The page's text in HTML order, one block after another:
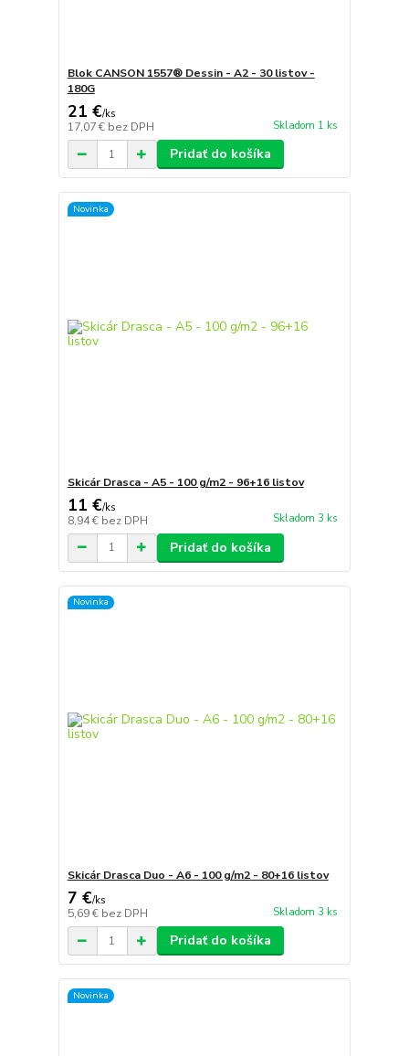
Blok CANSON 1557® Dessin - A2 - 30 listov -
180G
21 €/ks
17,07 € bez DPH Skladom 1 ks
Pridať do košíka
Novinka
Skicár Drasca - A5 - 100 g/m2 - 96+16 listov
11 €/ks
8,94 € bez DPH Skladom 3 ks
Pridať do košíka
Novinka
Skicár Drasca Duo - A6 - 100 g/m2 - 80+16 listov
7 €/ks
5,69 € bez DPH Skladom 3 ks
Pridať do košíka
Novinka